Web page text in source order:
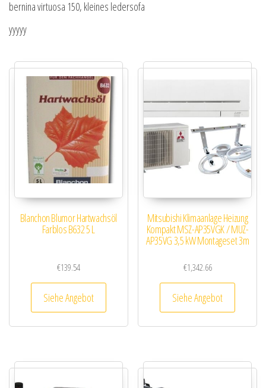
bernina virtuosa 150, kleines ledersofa
yyyyy
Blanchon Blumor Hartwachsöl
Farblos B632 5 L
€139.54
Siehe Angebot
Mitsubishi Klimaanlage Heizung
Kompakt MSZ-AP35VGK / MUZ-
AP35VG 3,5 kW Montageset 3m
€1,342.66
Siehe Angebot